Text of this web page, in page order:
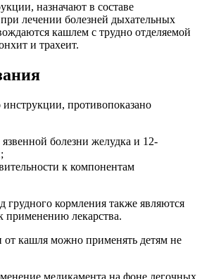
назначают в составе
лечении болезней дыхательных
кашлем с трудно отделяемой
и трахеит.
противопоказано
болезни желудка и 12-
к компонентам
грудного кормления также являются
применению лекарства.
от кашля можно применять детям не